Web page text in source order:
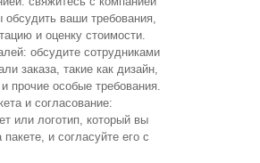
обсудить ваши требования,
и оценку стоимости.
обсудите сотрудниками
заказа, такие как дизайн,
прочие особые требования.
и согласование:
или логотип, который вы
и согласуйте его с